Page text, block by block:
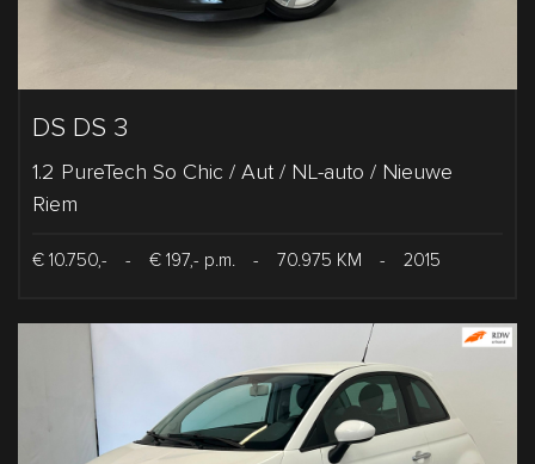
DS DS 3
1.2 PureTech So Chic / Aut / NL-auto / Nieuwe
Riem
€ 10.750,- - € 197,- p.m. - 70.975 KM - 2015